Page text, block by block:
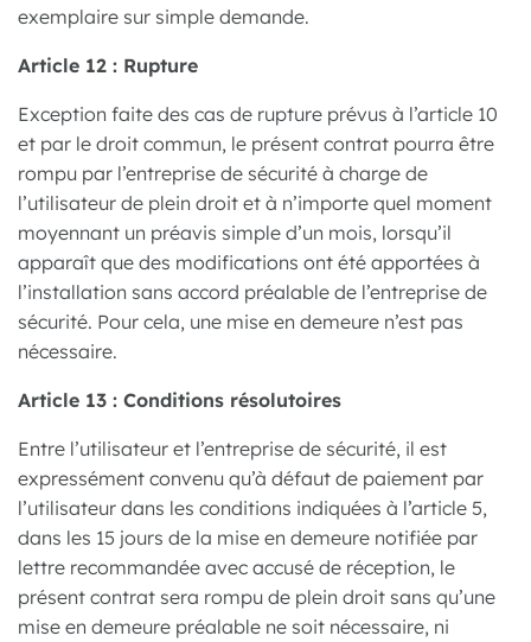
exemplaire sur simple demande.
Article 12 : Rupture
Exception faite des cas de rupture prévus à l’article 10
et par le droit commun, le présent contrat pourra être
rompu par l’entreprise de sécurité à charge de
l’utilisateur de plein droit et à n’importe quel moment
moyennant un préavis simple d’un mois, lorsqu’il
apparaît que des modifications ont été apportées à
l’installation sans accord préalable de l’entreprise de
sécurité. Pour cela, une mise en demeure n’est pas
nécessaire.
Article 13 : Conditions résolutoires
Entre l’utilisateur et l’entreprise de sécurité, il est
expressément convenu qu’à défaut de paiement par
l’utilisateur dans les conditions indiquées à l’article 5,
dans les 15 jours de la mise en demeure notifiée par
lettre recommandée avec accusé de réception, le
présent contrat sera rompu de plein droit sans qu’une
mise en demeure préalable ne soit nécessaire, ni